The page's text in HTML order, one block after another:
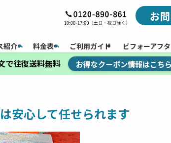
お
紹介 料金表 ご利用ガイド ビフォーアフ
で往復送料無料 お得なクーポン情報はこちら
安心して任せられます